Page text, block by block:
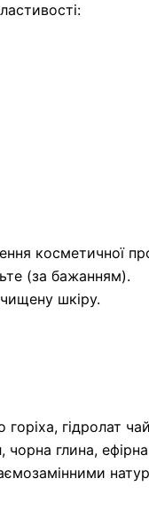
косметичної
(за бажанням).
шкіру.
гідролат
глина,